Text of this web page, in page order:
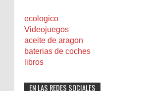
ecologico
Videojuegos
aceite de aragon
baterias de coches
libros
EN LAS REDES SOCIALES